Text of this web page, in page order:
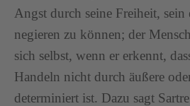
Angst durch seine Freiheit, sein
negieren zu können; der
sich selbst, wenn er erkennt,
Handeln nicht durch äußere
determiniert ist. Dazu sagt